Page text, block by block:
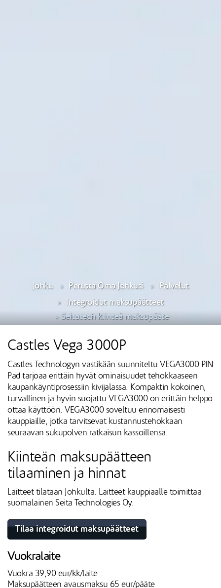
Johku Perusta Oma Johkusi
Palvelut
Integroidut maksupäätteet
Seitatech kiinteä maksupääte
Castles Vega 3000P
Castles Technologyn vastikään suunniteltu VEGA3000 PIN
Pad tarjoaa erittäin hyvät ominaisuudet tehokkaaseen
kaupankäyntiprosessiin kivijalassa. Kompaktin kokoinen,
turvallinen ja hyvin suojattu VEGA3000 on erittäin helppo
ottaa käyttöön. VEGA3000 soveltuu erinomaisesti
kauppiaille, jotka tarvitsevat kustannustehokkaan
seuraavan sukupolven ratkaisun kassoillensa.
Kiinteän maksupäätteen
tilaaminen ja hinnat
Laitteet tilataan Johkulta. Laitteet kauppiaalle toimittaa
suomalainen Seita Technologies Oy.
Tilaa integroidut maksupäätteet
Vuokralaite
Vuokra 39,90 eur/kk/laite
Maksupäätteen avausmaksu 65 eur/pääte